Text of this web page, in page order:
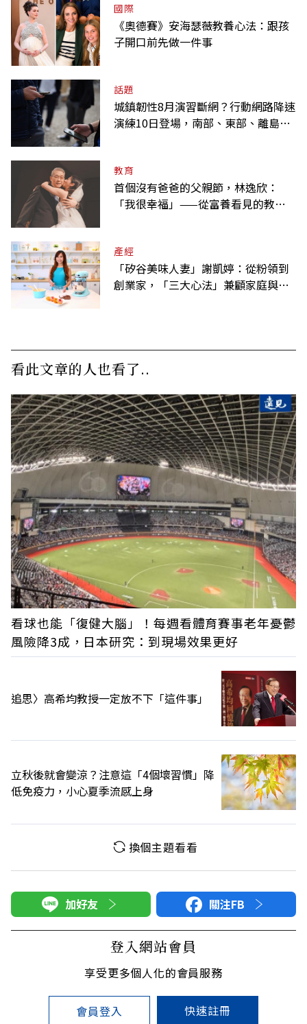
國際
《奧德賽》安海瑟薇教養心法：跟孩
子開口前先做一件事
話題
城鎮韌性8月演習斷網？行動網路降速
演練10日登場，南部、東部、離島為
教育
首個沒有爸爸的父親節，林逸欣：
「我很幸福」——從富養看見的教養
產經
「矽谷美味人妻」謝凱婷：從粉領到
創業家，「三大心法」兼顧家庭與事
看此文章的人也看了..
看球也能「復健大腦」！每週看體育賽事老年憂鬱
風險降3成，日本研究：到現場效果更好
追思〉高希均教授一定放不下「這件事」
立秋後就會變涼？注意這「4個壞習慣」降
低免疫力，小心夏季流感上身
換個主題看看
加好友 關注FB
登入網站會員
享受更多個人化的會員服務
會員登入 快速註冊